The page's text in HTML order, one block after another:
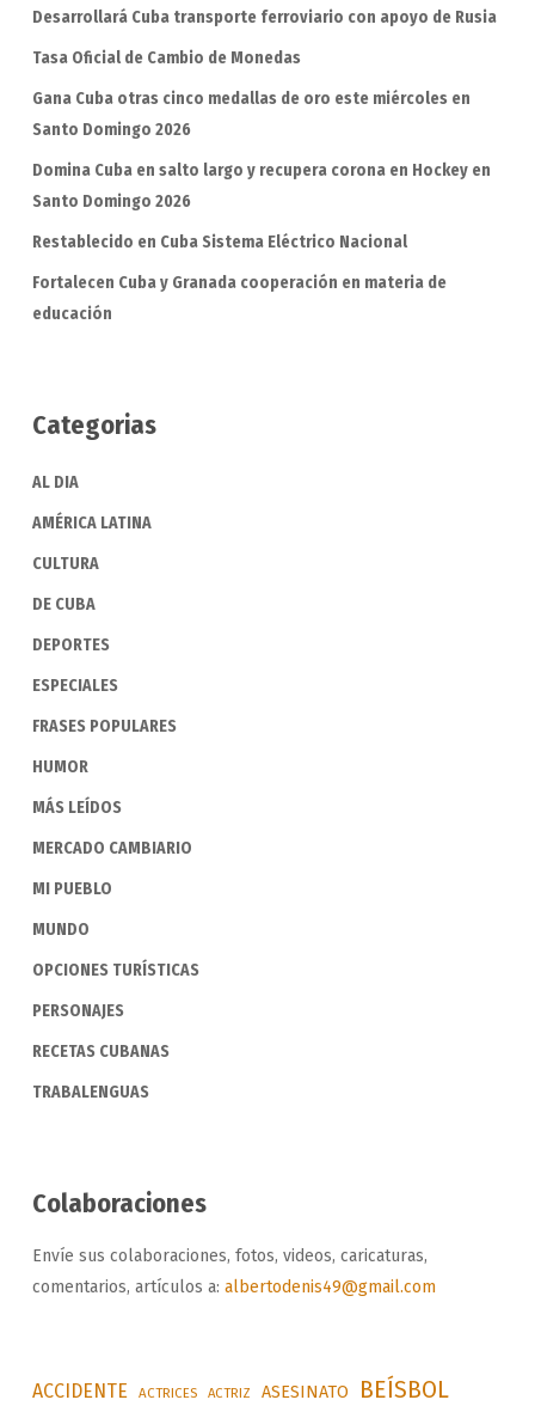
Desarrollará Cuba transporte ferroviario con apoyo de Rusia
Tasa Oficial de Cambio de Monedas
Gana Cuba otras cinco medallas de oro este miércoles en
Santo Domingo 2026
Domina Cuba en salto largo y recupera corona en Hockey en
Santo Domingo 2026
Restablecido en Cuba Sistema Eléctrico Nacional
Fortalecen Cuba y Granada cooperación en materia de
educación
Categorias
AL DIA
AMÉRICA LATINA
CULTURA
DE CUBA
DEPORTES
ESPECIALES
FRASES POPULARES
HUMOR
MÁS LEÍDOS
MERCADO CAMBIARIO
MI PUEBLO
MUNDO
OPCIONES TURÍSTICAS
PERSONAJES
RECETAS CUBANAS
TRABALENGUAS
Colaboraciones
Envíe sus colaboraciones, fotos, videos, caricaturas,
comentarios, artículos a: albertodenis49@gmail.com
ACCIDENTE ACTRICES ACTRIZ ASESINATO BEÍSBOL